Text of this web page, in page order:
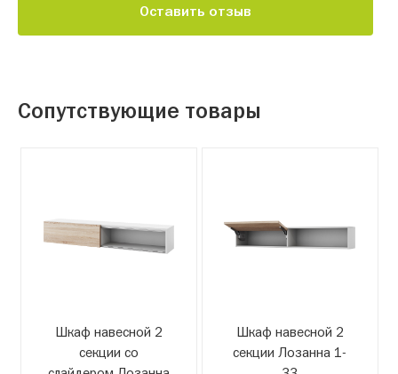
Оставить отзыв
Сопутствующие товары
Шкаф навесной 2
секции со
Шкаф навесной 2
секции Лозанна 1-